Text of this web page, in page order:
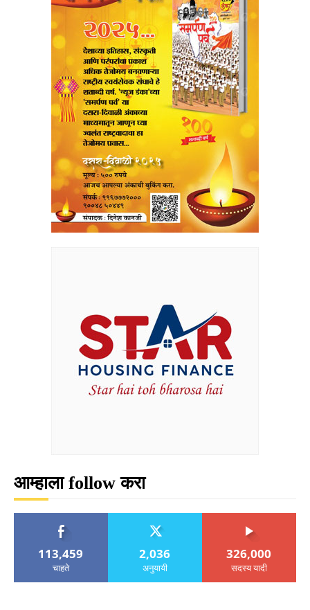
आम्हाला follow करा
113,459
चाहते
2,036
अनुयायी
326,000
सदस्य यादी